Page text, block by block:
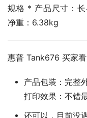
规格 * 产品尺寸：
净重：6.38kg
惠普 Tank676 买家看
产品包装：完整
打印效果：不错
还可以，目前没